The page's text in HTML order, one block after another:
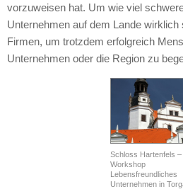
vorzuweisen hat. Um wie viel
Unternehmen auf dem Lande
Firmen, um trotzdem erfolgreich
Unternehmen oder die Region zu
Schloss Hartenfels –
Workshop
Lebensfreundliches
Unternehmen in